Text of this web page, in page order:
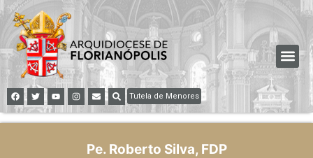
Tutela de Menores
Pe. Roberto Silva, FDP